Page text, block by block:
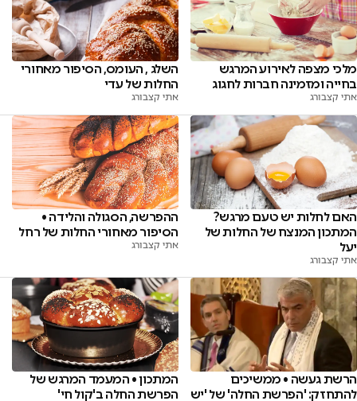
מלכי מצפה לאירוע המרגש
בחייה ומזמינה חברות לחגוג
אתי קצבורג
השלג , העומס, הסיפור מאחורי
החלות של עדי
אתי קצבורג
האם לחלות יש טעם מרגש?
המתכון המנצח של החלות של
יעל
אתי קצבורג
ההפרשה, הסגולה והלידה •
הסיפור מאחורי החלות של רחל
אתי קצבורג
הרשת געשה • ממשיכים
להתחזק: 'הפרשת החלה' של 'יש
המתכון • המעמד המרגש של
הפרשת החלה ב'קול חי'